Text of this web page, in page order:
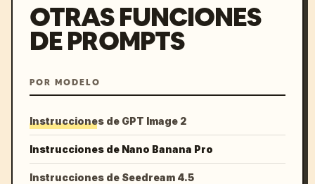
OTRAS FUNCIONES
DE PROMPTS
POR MODELO
Instrucciones de GPT Image 2
Instrucciones de Nano Banana Pro
Instrucciones de Seedream 4.5